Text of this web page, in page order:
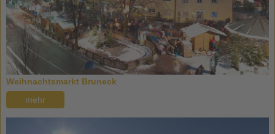
Weihnachtsmarkt Bruneck
mehr